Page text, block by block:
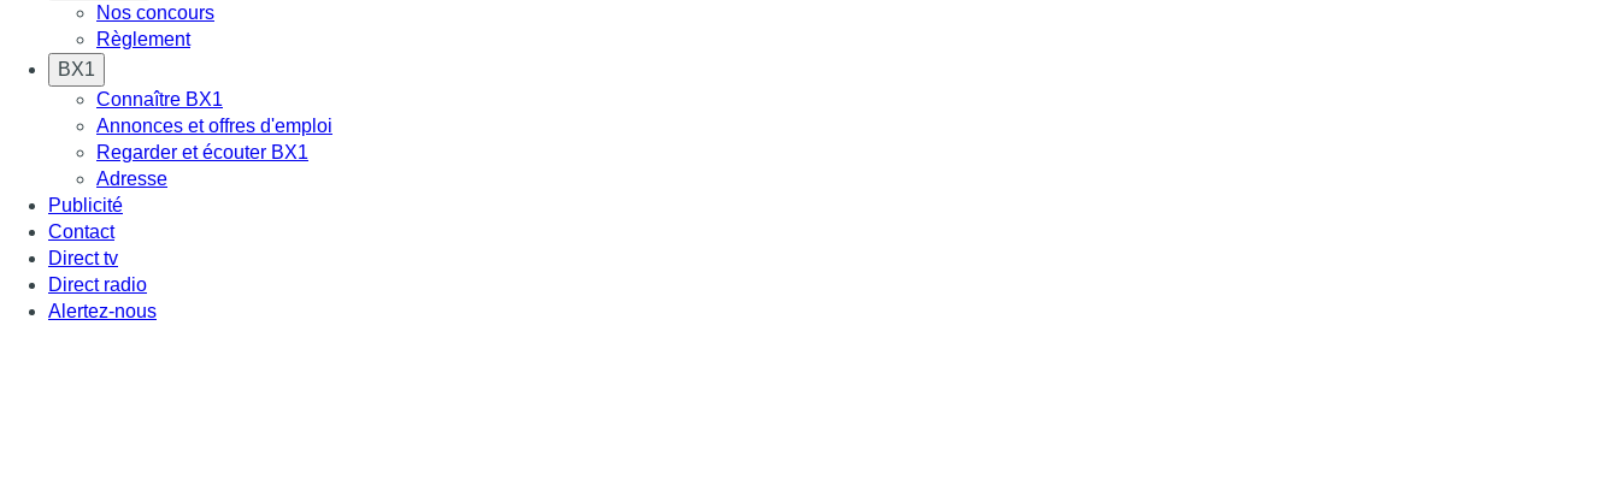
Nos concours
Règlement
BX1
Connaître BX1
Annonces et offres d'emploi
Regarder et écouter BX1
Adresse
Publicité
Contact
Direct tv
Direct radio
Alertez-nous